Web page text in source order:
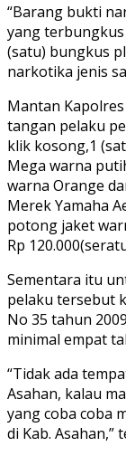
“Barang bukti
yang
(satu) bungkus
narkotika jenis
Mantan
tangan pelaku
klik kosong,1
Mega warna
warna Orange
Merek Yamaha
potong jaket
Rp
Sementara itu
pelaku tersebut
No 35 tahun
minimal empat
“Tidak ada
Asahan, kalau
yang coba coba
di Kab. Asahan,”